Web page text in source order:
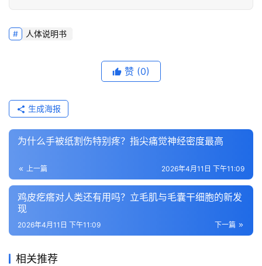
人体说明书
赞 (0)
生成海报
为什么手被纸割伤特别疼？指尖痛觉神经密度最高
上一篇 2026年4月11日 下午11:09
鸡皮疙瘩对人类还有用吗？立毛肌与毛囊干细胞的新发
现
下一篇
2026年4月11日 下午11:09
相关推荐